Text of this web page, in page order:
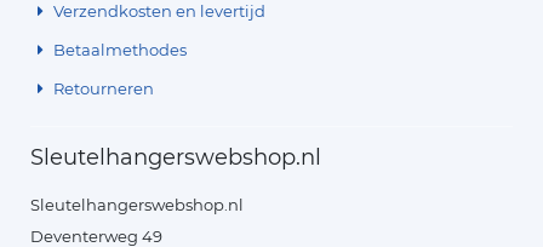
Verzendkosten en levertijd
Betaalmethodes
Retourneren
Sleutelhangerswebshop.nl
Sleutelhangerswebshop.nl
Deventerweg 49